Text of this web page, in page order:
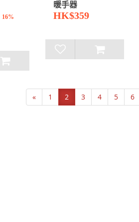
16%
暖手器
HK$359
« 1 2 3 4 5 6